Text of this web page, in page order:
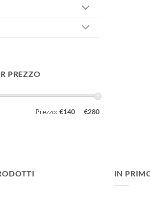
PREZZO
Prezzo: €140— €280
IN